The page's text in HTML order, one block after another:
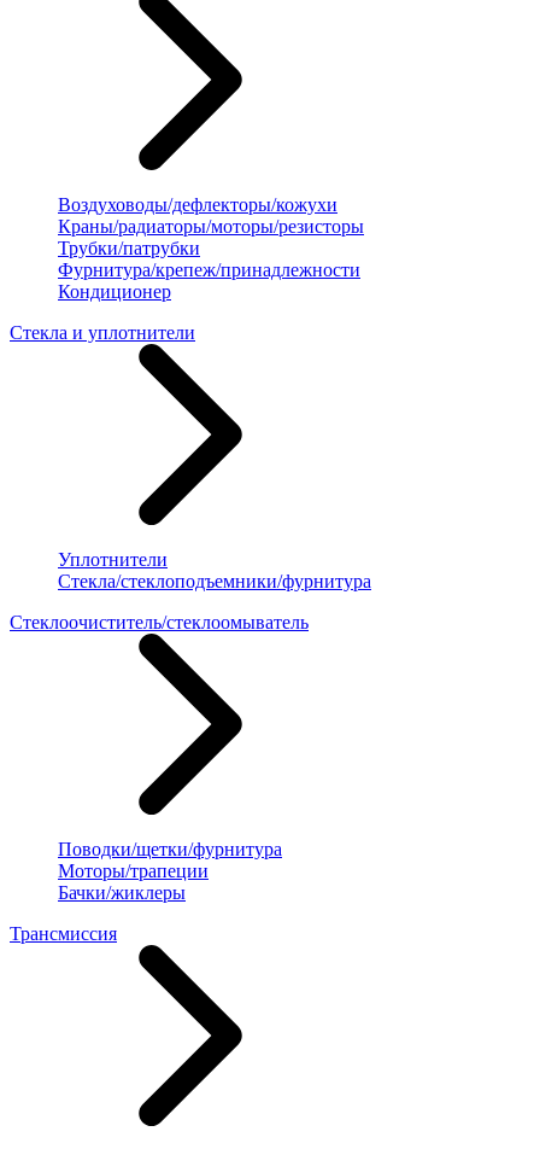
Воздуховоды/дефлекторы/кожухи
Краны/радиаторы/моторы/резисторы
Трубки/патрубки
Фурнитура/крепеж/принадлежности
Кондиционер
Стекла и уплотнители
Уплотнители
Стекла/стеклоподъемники/фурнитура
Стеклоочиститель/стеклоомыватель
Поводки/щетки/фурнитура
Моторы/трапеции
Бачки/жиклеры
Трансмиссия